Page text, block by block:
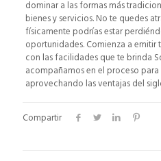
dominar a las formas más
bienes y servicios. No te quedes
físicamente podrías estar
oportunidades. Comienza a
con las facilidades que te brinda
acompañamos en el proceso
aprovechando las ventajas del
Compartir